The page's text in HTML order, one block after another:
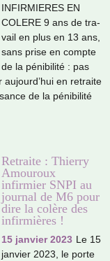
INFIRMIERES EN
COLERE 9 ans de tra­
vail en plus en 13 ans,
sans prise en compte
de la péni­bi­lité : pas
en retraite
de la péni­­­bi­­­lité
Retraite : Thierry
Amouroux
infirmier SNPI au
journal de M6 pour
dire la colère des
infirmières !
15 janvier 2023 Le 15
jan­vier 2023, le porte